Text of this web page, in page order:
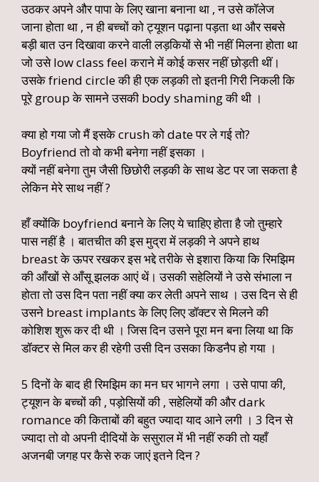
उठकर अपने और पापा के लिए खाना बनाना था , न उसे कॉलेज
जाना होता था , न ही बच्चों को ट्यूशन पढ़ाना पड़ता था और सबसे
बड़ी बात उन दिखावा करने वाली लड़कियों से भी नहीं मिलना होता था
जो उसे low class feel कराने में कोई कसर नहीं छोड़ती थीं।
उसके friend circle की ही एक लड़की तो इतनी गिरी निकली कि
पूरे group के सामने उसकी body shaming की थी ।
क्या हो गया जो मैं इसके crush को date पर ले गई तो?
Boyfriend तो वो कभी बनेगा नहीं इसका ।
क्यों नहीं बनेगा तुम जैसी छिछोरी लड़की के साथ डेट पर जा सकता है
लेकिन मेरे साथ नहीं ?
हाँ क्योंकि boyfriend बनाने के लिए ये चाहिए होता है जो तुम्हारे
पास नहीं है । बातचीत की इस मुद्रा में लड़की ने अपने हाथ
breast के ऊपर रखकर इस भद्दे तरीके से इशारा किया कि रिमझिम
की आँखों से आँसू झलक आएं थें। उसकी सहेलियों ने उसे संभाला न
होता तो उस दिन पता नहीं क्या कर लेती अपने साथ । उस दिन से ही
उसने breast implants के लिए लिए डॉक्टर से मिलने की
कोशिश शुरू कर दी थी । जिस दिन उसने पूरा मन बना लिया था कि
डॉक्टर से मिल कर ही रहेगी उसी दिन उसका किडनैप हो गया ।
5 दिनों के बाद ही रिमझिम का मन घर भागने लगा । उसे पापा की,
ट्यूशन के बच्चों की , पड़ोसियों की , सहेलियों की और dark
romance की किताबों की बहुत ज्यादा याद आने लगी । 3 दिन से
ज्यादा तो वो अपनी दीदियों के ससुराल में भी नहीं रुकी तो यहाँ
अजनबी जगह पर कैसे रुक जाएं इतने दिन ?